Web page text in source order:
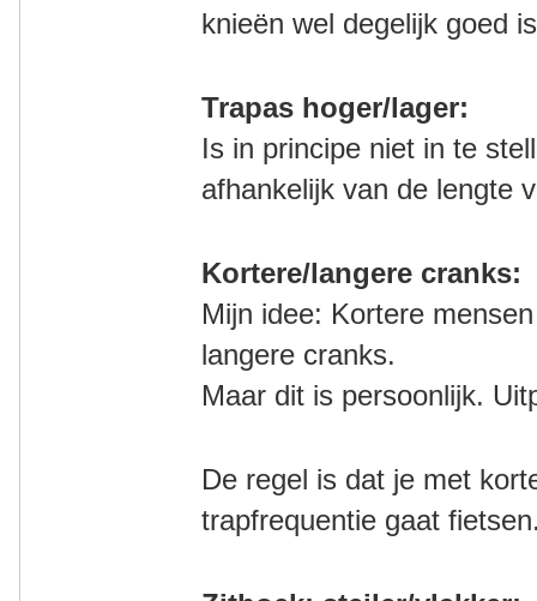
knieën wel degelijk goed
Trapas hoger/lager:
Is in principe niet in te
afhankelijk van de lengte
Kortere/langere cranks:
Mijn idee: Kortere
langere cranks.
Maar dit is persoonlijk.
De regel is dat je met
trapfrequentie gaat